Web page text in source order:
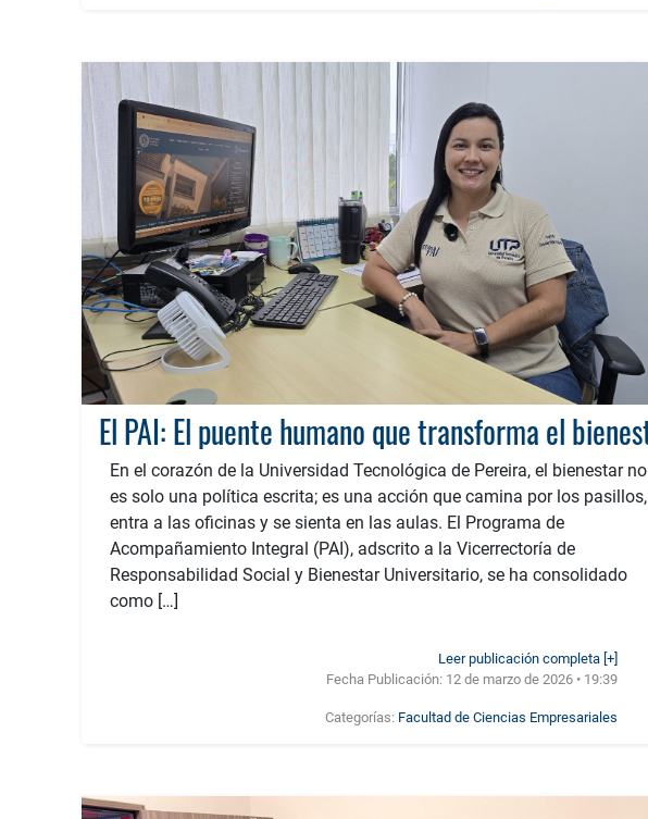
En el corazón de la Universidad Tecnológica de Pereira, el bienestar no
es solo una política escrita; es una acción que camina por los pasillos,
entra a las oficinas y se sienta en las aulas. El Programa de
Acompañamiento Integral (PAI), adscrito a la Vicerrectoría de
Responsabilidad Social y Bienestar Universitario, se ha consolidado
como […]
Leer publicación completa [+]
Fecha Publicación: 12 de marzo de 2026 • 19:39
Categorías: Facultad de Ciencias Empresariales